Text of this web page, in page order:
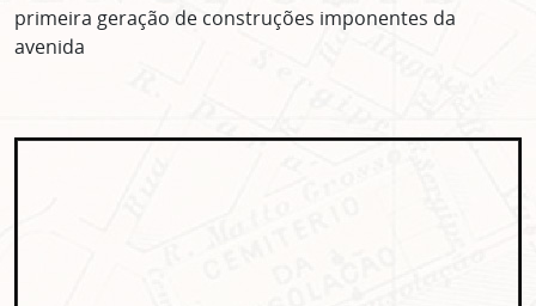
primeira geração de construções imponentes da
avenida